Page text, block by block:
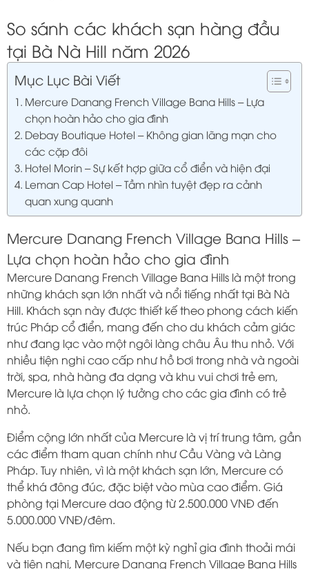
So sánh các khách sạn hàng đầu
tại Bà Nà Hill năm 2026
Mục Lục Bài Viết
Mercure Danang French Village Bana Hills – Lựa
chọn hoàn hảo cho gia đình
Debay Boutique Hotel – Không gian lãng mạn cho
các cặp đôi
Hotel Morin – Sự kết hợp giữa cổ điển và hiện đại
Leman Cap Hotel – Tầm nhìn tuyệt đẹp ra cảnh
quan xung quanh
Mercure Danang French Village Bana Hills –
Lựa chọn hoàn hảo cho gia đình
Mercure Danang French Village Bana Hills là một trong
những khách sạn lớn nhất và nổi tiếng nhất tại Bà Nà
Hill. Khách sạn này được thiết kế theo phong cách kiến
trúc Pháp cổ điển, mang đến cho du khách cảm giác
như đang lạc vào một ngôi làng châu Âu thu nhỏ. Với
nhiều tiện nghi cao cấp như hồ bơi trong nhà và ngoài
trời, spa, nhà hàng đa dạng và khu vui chơi trẻ em,
Mercure là lựa chọn lý tưởng cho các gia đình có trẻ
nhỏ.
Điểm cộng lớn nhất của Mercure là vị trí trung tâm, gần
các điểm tham quan chính như Cầu Vàng và Làng
Pháp. Tuy nhiên, vì là một khách sạn lớn, Mercure có
thể khá đông đúc, đặc biệt vào mùa cao điểm. Giá
phòng tại Mercure dao động từ 2.500.000 VNĐ đến
5.000.000 VNĐ/đêm.
Nếu bạn đang tìm kiếm một kỳ nghỉ gia đình thoải mái
và tiện nghi, Mercure Danang French Village Bana Hills